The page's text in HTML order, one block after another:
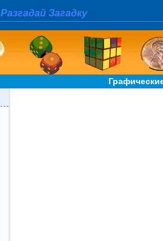
Разгадай Загадку